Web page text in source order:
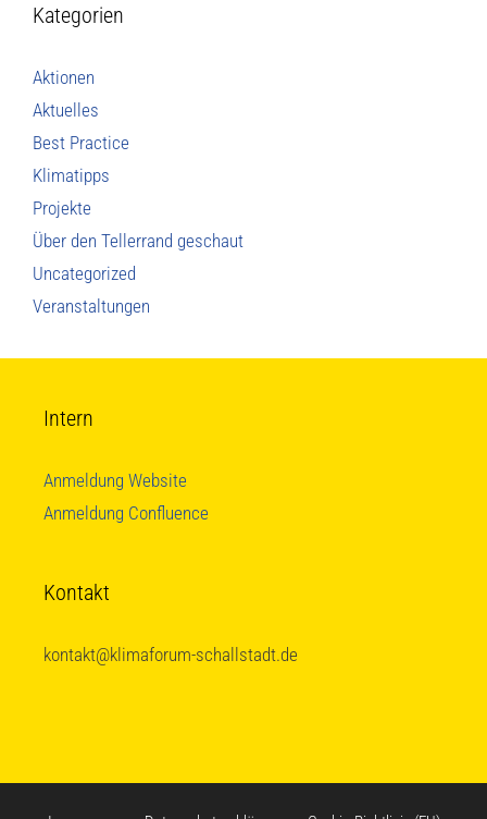
Kategorien
Aktionen
Aktuelles
Best Practice
Klimatipps
Projekte
Über den Tellerrand geschaut
Uncategorized
Veranstaltungen
Intern
Anmeldung Website
Anmeldung Confluence
Kontakt
kontakt@klimaforum-schallstadt.de